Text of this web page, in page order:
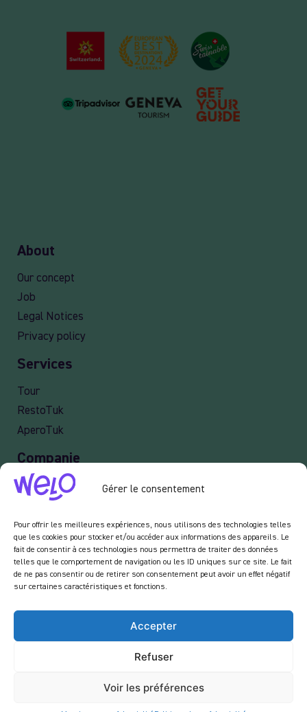
Gérer le consentement
Pour offrir les meilleures expériences, nous utilisons des technologies telles
que les cookies pour stocker et/ou accéder aux informations des appareils. Le
fait de consentir à ces technologies nous permettra de traiter des données
telles que le comportement de navigation ou les ID uniques sur ce site. Le fait
de ne pas consentir ou de retirer son consentement peut avoir un effet négatif
sur certaines caractéristiques et fonctions.
Accepter
Refuser
Voir les préférences
About
Our concept
Job
Legal Notices
Privacy policy
Services
Tour
RestoTuk
AperoTuk
Companie
Events
Delivery
Newsletter :